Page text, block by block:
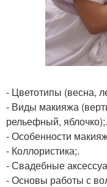
- Цветотипы (весна,
- Виды макияжа
рельефный, яблочко);.
- Особенности
- Коллористика;.
- Свадебные
- Основы работы с